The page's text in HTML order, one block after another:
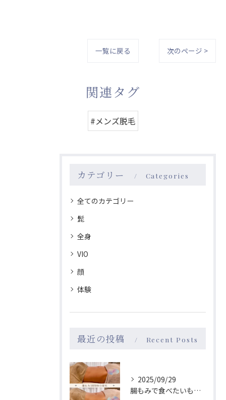
一覧に戻る 次のページ >
関連タグ
#メンズ脱毛
カテゴリー Categories
全てのカテゴリー
髭
全身
VIO
顔
体験
最近の投稿 Recent Posts
2025/09/29
腸もみで食べたいものが変わる！→食が変わると性格も変わる？！